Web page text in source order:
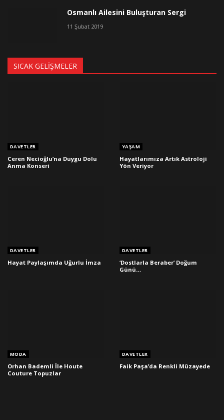
Osmanlı Ailesini Buluşturan Sergi
11 Şubat 2019
SICAK GELIŞMELER
DAVETLER
Ceren Necioğlu’na Duygu Dolu
Anma Konseri
YAŞAM
Hayatlarımıza Artık Astroloji
Yön Veriyor
DAVETLER
Hayat Paylaşımda Uğurlu İmza
DAVETLER
‘Dostlarla Beraber’ Doğum
Günü…
MODA
Orhan Bademli İle Houte
Couture Topuzlar
DAVETLER
Faik Paşa’da Renkli Müzayede